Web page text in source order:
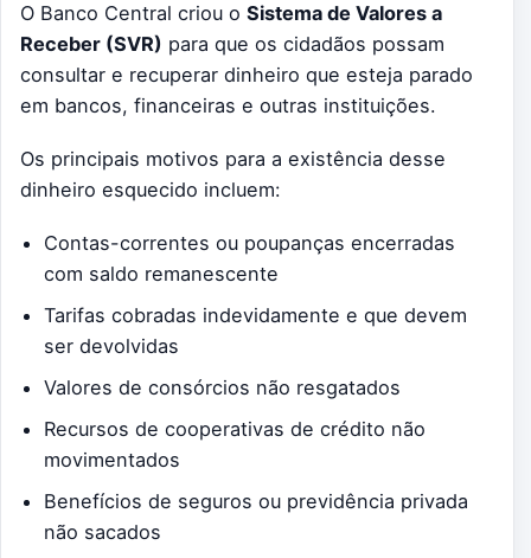
O Banco Central criou o Sistema de Valores a
Receber (SVR) para que os cidadãos possam
consultar e recuperar dinheiro que esteja parado
em bancos, financeiras e outras instituições.
Os principais motivos para a existência desse
dinheiro esquecido incluem:
Contas-correntes ou poupanças encerradas
com saldo remanescente
Tarifas cobradas indevidamente e que devem
ser devolvidas
Valores de consórcios não resgatados
Recursos de cooperativas de crédito não
movimentados
Benefícios de seguros ou previdência privada
não sacados